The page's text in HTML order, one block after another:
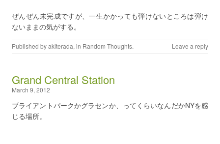
ぜんぜん未完成ですが、一生かかっても弾けないところは弾け
ないままの気がする。
Published byakiterada, in Random Thoughts. Leave a reply
Grand Central Station
March 9, 2012
ブライアントパークかグラセンか、ってくらいなんだかNYを感
じる場所。